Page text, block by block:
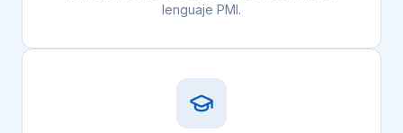
lenguaje PMI.